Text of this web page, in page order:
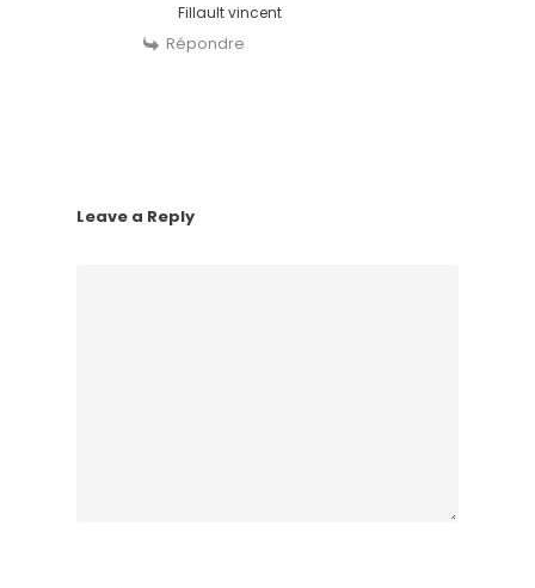
Fillault vincent
Répondre
Leave a Reply